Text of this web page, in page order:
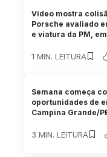
Vídeo mostra
Porsche avaliado
e viatura da PM,
1 MIN. LEITURA
Semana começa
oportunidades de
Campina Grande/
3 MIN. LEITURA